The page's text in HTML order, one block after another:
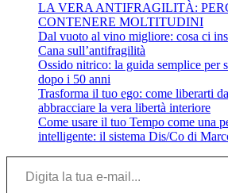
LA VERA ANTIFRAGILITÀ:
CONTENERE MOLTITUDINI
Dal vuoto al vino migliore: cosa ci
Cana sull’antifragilità
Ossido nitrico: la guida semplice per
dopo i 50 anni
Trasforma il tuo ego: come liberarti
abbracciare la vera libertà interiore
Come usare il tuo Tempo come una
intelligente: il sistema Dis/Co di
Digita la tua e-mail...